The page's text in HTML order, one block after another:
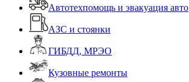
Автотехпомощь и эвакуация авто
АЗС и стоянки
ГИБДД, МРЭО
Кузовные ремонты